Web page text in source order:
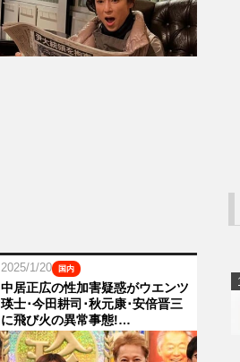
2025/1/20 国内
中居正広の性加害疑惑がウエンツ
瑛士･今田耕司･秋元康･安倍晋三
に飛び火の異常事態!…